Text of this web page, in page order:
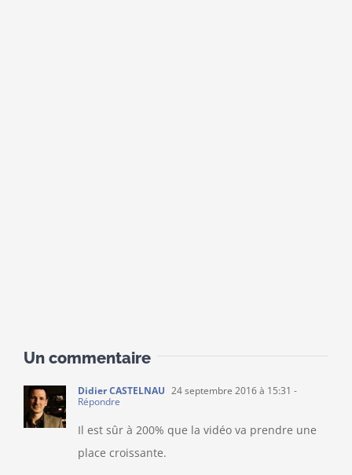
Un commentaire
Didier CASTELNAU 24 septembre 2016 à 15:31 -
Répondre
Il est sûr à 200% que la vidéo va prendre une
place croissante.